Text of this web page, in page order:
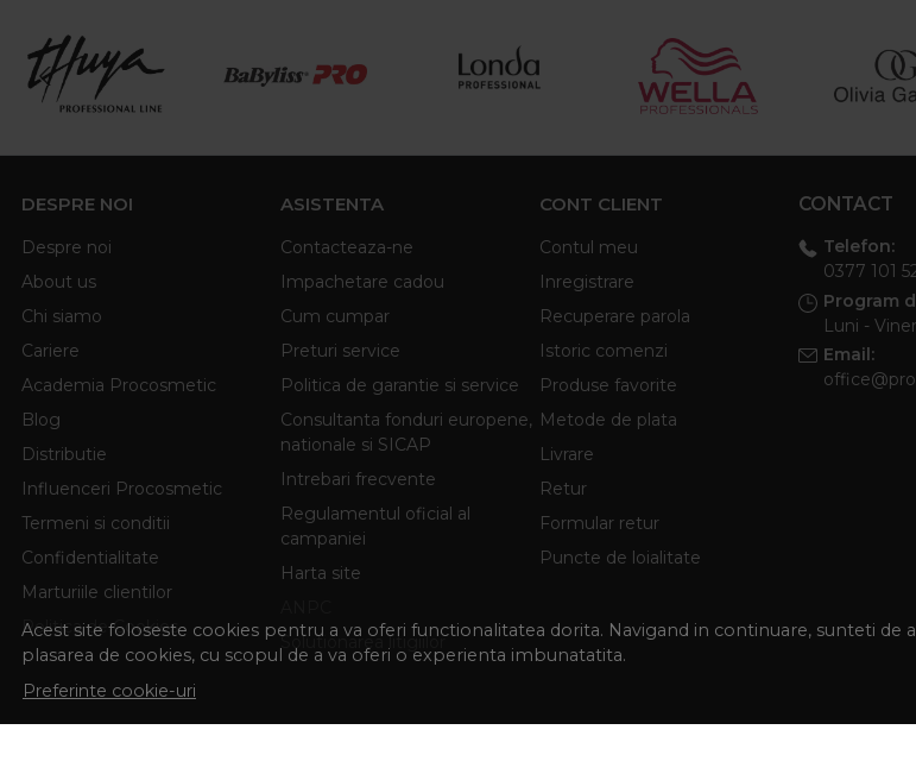
Acest site foloseste cookies pentru a va oferi functionalitatea dorita. Navigand in continuare, sunteti de
plasarea de cookies, cu scopul de a va oferi o experienta imbunatatita.
Preferinte cookie-uri
DESPRE NOI
Despre noi
About us
Chi siamo
Cariere
Academia Procosmetic
Blog
Distributie
Influenceri Procosmetic
Termeni si conditii
Confidentialitate
Marturiile clientilor
Politica de Cookies
ASISTENTA
Contacteaza-ne
Impachetare cadou
Cum cumpar
Preturi service
Politica de garantie si service
Consultanta fonduri europene,
nationale si SICAP
Intrebari frecvente
Regulamentul oficial al
campaniei
Harta site
Solutionarea litigiilor
CONT CLIENT
Contul meu
Inregistrare
Recuperare parola
Istoric comenzi
Produse favorite
Metode de plata
Livrare
Retur
Formular retur
Puncte de loialitate
CONTACT
Telefon:
0377 101
Program
Luni -
Email: